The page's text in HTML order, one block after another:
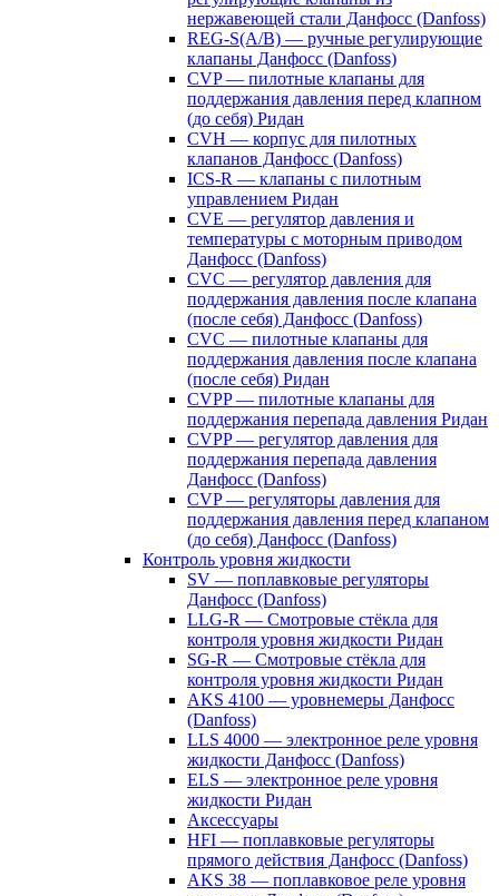
нержавеющей стали Данфосс (Danfoss)
REG-S(A/B) — ручные регулирующие
клапаны Данфосс (Danfoss)
CVP — пилотные клапаны для
поддержания давления перед клапном
(до себя) Ридан
CVH — корпус для пилотных
клапанов Данфосс (Danfoss)
ICS-R — клапаны с пилотным
управлением Ридан
CVE — регулятор давления и
температуры с моторным приводом
Данфосс (Danfoss)
CVС — регулятор давления для
поддержания давления после клапана
(после себя) Данфосс (Danfoss)
CVС — пилотные клапаны для
поддержания давления после клапана
(после себя) Ридан
CVPP — пилотные клапаны для
поддержания перепада давления Ридан
CVPP — регулятор давления для
поддержания перепада давления
Данфосс (Danfoss)
CVP — регуляторы давления для
поддержания давления перед клапаном
(до себя) Данфосс (Danfoss)
Контроль уровня жидкости
SV — поплавковые регуляторы
Данфосс (Danfoss)
LLG-R — Смотровые стёкла для
контроля уровня жидкости Ридан
SG-R — Смотровые стёкла для
контроля уровня жидкости Ридан
AKS 4100 — уровнемеры Данфосс
(Danfoss)
LLS 4000 — электронное реле уровня
жидкости Данфосс (Danfoss)
ELS — электронное реле уровня
жидкости Ридан
Аксессуары
HFI — поплавковые регуляторы
прямого действия Данфосс (Danfoss)
AKS 38 — поплавковое реле уровня